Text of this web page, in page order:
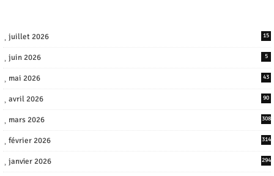
juillet 2026 15
juin 2026 5
mai 2026 43
avril 2026 90
mars 2026 308
février 2026 314
janvier 2026 294